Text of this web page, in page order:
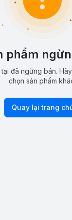
phẩm
đã ngừng bán.
chọn sản phẩm
Quay lại trang